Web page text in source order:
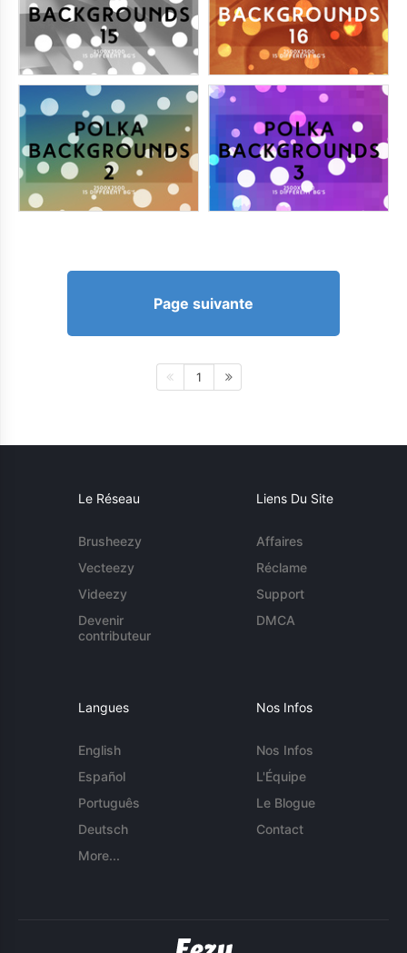
Page suivante
1
Le Réseau
Brusheezy
Vecteezy
Videezy
Devenir
contributeur
Liens Du Site
Affaires
Réclame
Support
DMCA
Langues
English
Español
Português
Deutsch
More...
Nos Infos
Nos Infos
L'Équipe
Le Blogue
Contact